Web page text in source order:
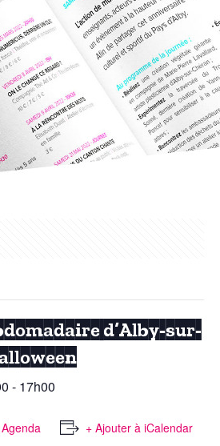
d’Alby-sur-
- 17h00
+ Ajouter à iCalendar